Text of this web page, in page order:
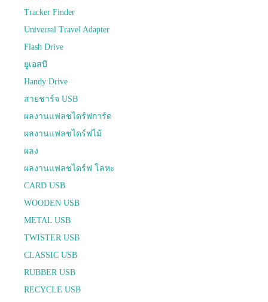
Tracker Finder
Universal Travel Adapter
Flash Drive
ยูเอสบี
Handy Drive
สายชาร์จ USB
ผลงานแฟลชไดร์ฟการ์ด
ผลงานแฟลชไดร์ฟไม้
ผลง
ผลงานแฟลชไดร์ฟ โลหะ
CARD USB
WOODEN USB
METAL USB
TWISTER USB
CLASSIC USB
RUBBER USB
RECYCLE USB